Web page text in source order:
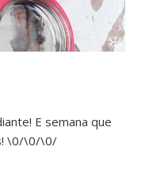
E semana que
\0/\0/\0/